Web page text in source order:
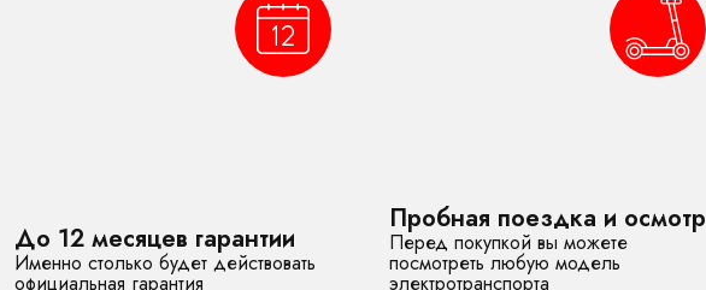
До 12 месяцев гарантии
Именно столько будет действовать
официальная гарантия
Пробная поездка и осмотр
Перед покупкой вы можете
посмотреть любую модель
электротранспорта